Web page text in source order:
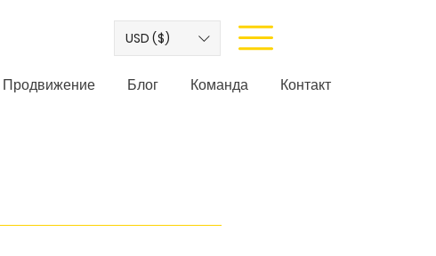
USD ($)
Продвижение Блог Команда Контакт